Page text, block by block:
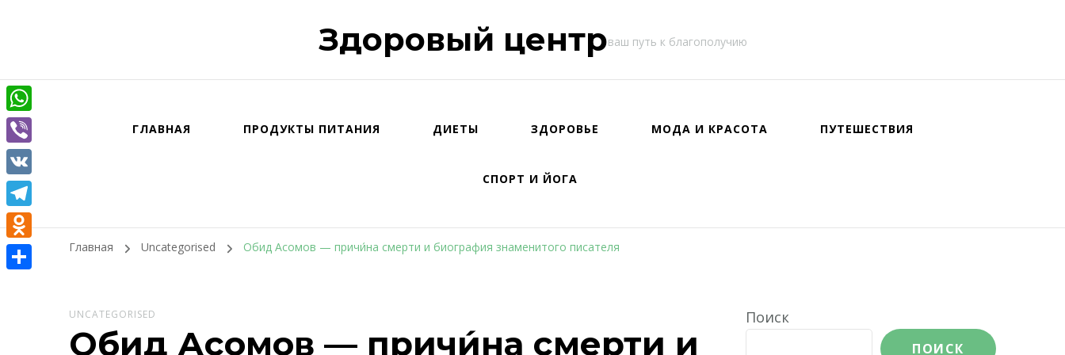
Здоровый центрваш путь к благополучию
ГЛАВНАЯ ПРОДУКТЫ ПИТАНИЯ ДИЕТЫ ЗДОРОВЬЕ МОДА И КРАСОТА ПУТЕШЕСТВИЯ
СПОРТ И ЙОГА
Главная Uncategorised Обид Асомов — причи́на смерти и биография знаменитого писателя
UNCATEGORISED
Обид Асомов — причи́на смерти и
Поиск
ПОИСК
WhatsApp
Viber
VK
Telegram
Odnoklassniki